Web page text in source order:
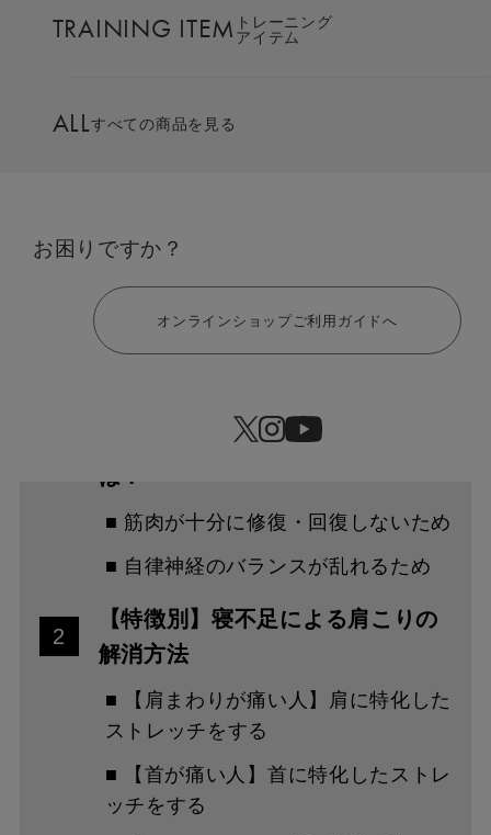
TRAINING ITEM トレーニング
アイテム
ALLすべての商品を見る
お困りですか？
オンラインショップご利用ガイドへ
こうした関係性を理解することで、吐き気やめま
い、頭痛などの不調を改善し、身体のコンディショ
による肩こりの対処方法や睡眠の質を高める方法を
パフォーマンスを高めたい方も、ぜひ最後までお読
目次
寝不足で肩こりが悪化する原因
は？
■ 筋肉が十分に修復・回復しないため
■ 自律神経のバランスが乱れるため
2
【特徴別】寝不足による肩こりの
解消方法
■ 【肩まわりが痛い人】肩に特化した
ストレッチをする
■ 【首が痛い人】首に特化したストレ
ッチをする